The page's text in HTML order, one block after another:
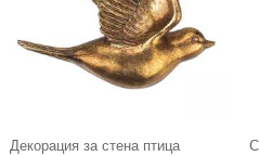
Декорация за стена птица